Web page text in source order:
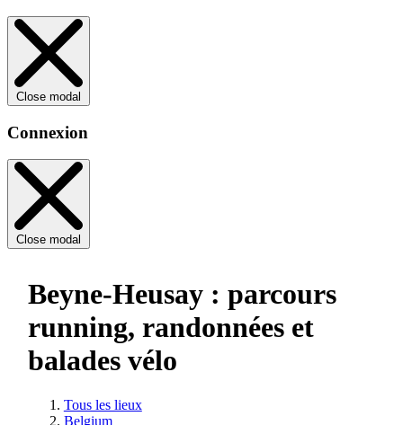
Close modal
Connexion
Close modal
Beyne-Heusay : parcours
running, randonnées et
balades vélo
Tous les lieux
Belgium